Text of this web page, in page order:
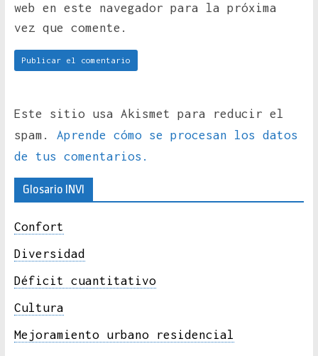
web en este navegador para la próxima
vez que comente.
Este sitio usa Akismet para reducir el
spam. Aprende cómo se procesan los datos
de tus comentarios.
Glosario INVI
Confort
Diversidad
Déficit cuantitativo
Cultura
Mejoramiento urbano residencial